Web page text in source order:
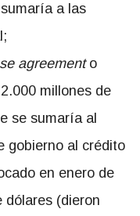
a las
agreemento
millones de
se sumaría al
gobierno al crédito
en enero de
dólares (dieron